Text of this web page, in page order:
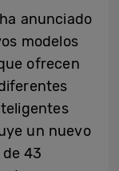
anunciado
modelos
ofrecen
un nuevo
43